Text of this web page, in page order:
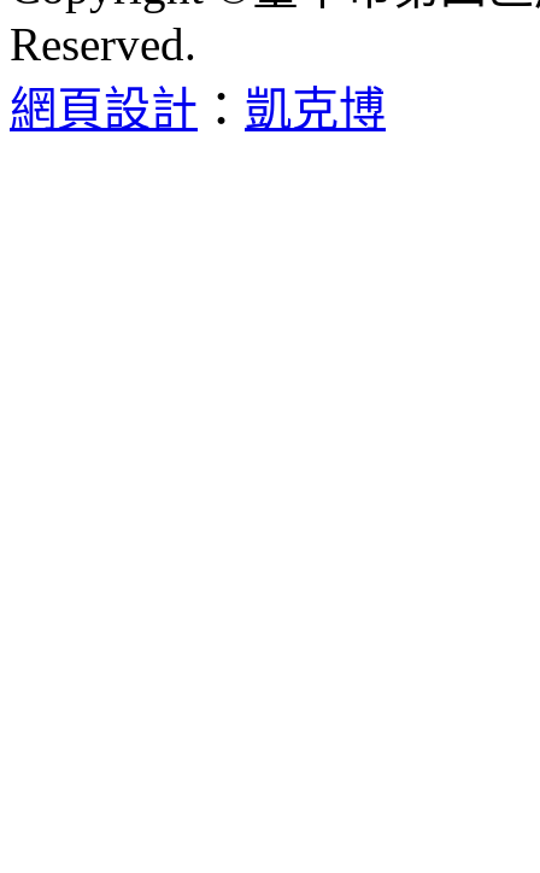
Reserved.
網頁設計 ： 凱克博